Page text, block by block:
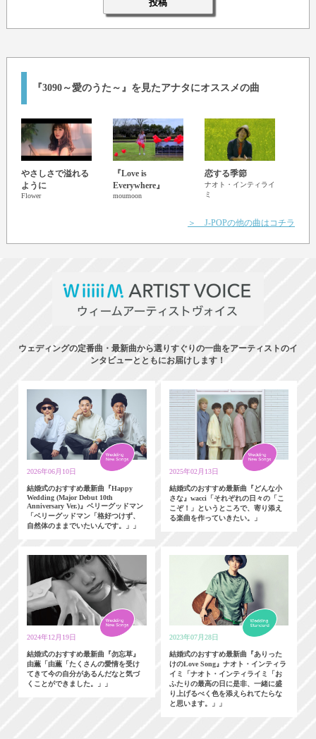
『3090～愛のうた～』を見たアナタにオススメの曲
やさしさで溢れる
ように
Flower
『Love is
Everywhere』
moumoon
恋する季節
ナオト・インティライ
ミ
＞ J-POPの他の曲はコチラ
ウェディングの定番曲・最新曲から選りすぐりの一曲をアーティストのイ
ンタビューとともにお届けします！
2026年06月10日
結婚式のおすすめ最新曲『Happy
Wedding (Major Debut 10th
Anniversary Ver.)』ベリーグッドマン
「ベリーグッドマン「格好つけず、
自然体のままでいたいんです。」」
2025年02月13日
結婚式のおすすめ最新曲『どんな小
さな』wacci「それぞれの日々の「こ
こぞ！」というところで、寄り添え
る楽曲を作っていきたい。」
2024年12月19日
結婚式のおすすめ最新曲『勿忘草』
由薫「由薫「たくさんの愛情を受け
てきて今の自分があるんだなと気づ
くことができました。」」
2023年07月28日
結婚式のおすすめ最新曲『ありった
けのLove Song』ナオト・インティラ
イミ「ナオト・インティライミ「お
ふたりの最高の日に是非、一緒に盛
り上げるべく色を添えられてたらな
と思います。」」